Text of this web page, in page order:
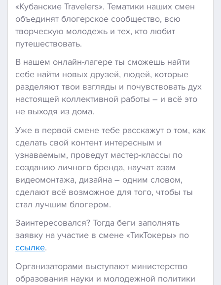
«Кубанские Travelers». Тематики наших смен
объединят блогерское сообщество, всю
творческую молодежь и тех, кто любит
путешествовать.
В нашем онлайн-лагере ты сможешь найти
себе найти новых друзей, людей, которые
разделяют твои взгляды и почувствовать дух
настоящей коллективной работы – и всё это
не выходя из дома.
Уже в первой смене тебе расскажут о том, как
сделать свой контент интересным и
узнаваемым, проведут мастер-классы по
созданию личного бренда, научат азам
видеомонтажа, дизайна – одним словом,
сделают всё возможное для того, чтобы ты
стал лучшим блогером.
Заинтересовался? Тогда беги заполнять
заявку на участие в смене «ТикТокеры» по
ссылке.
Организаторами выступают министерство
образования науки и молодежной политики